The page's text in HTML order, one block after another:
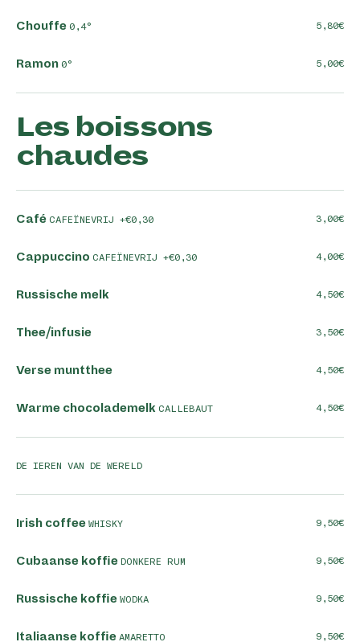
Chouffe 0,4° 5,80
Ramon 0° 5,00
Les boissons
chaudes
Café CAFEÏNEVRIJ +€0,30 3,00
Cappuccino CAFEÏNEVRIJ +€0,30 4,00
Russische melk 4,50
Thee/infusie 3,50
Verse muntthee 4,50
Warme chocolademelk CALLEBAUT 4,50
DE IEREN VAN DE WERELD
Irish coffee WHISKY 9,50
Cubaanse koffie DONKERE RUM 9,50
Russische koffie WODKA 9,50
Italiaanse koffie AMARETTO 9,50